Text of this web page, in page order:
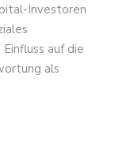
Investoren
auf die
als